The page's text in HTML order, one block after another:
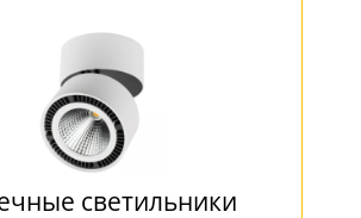
светильники